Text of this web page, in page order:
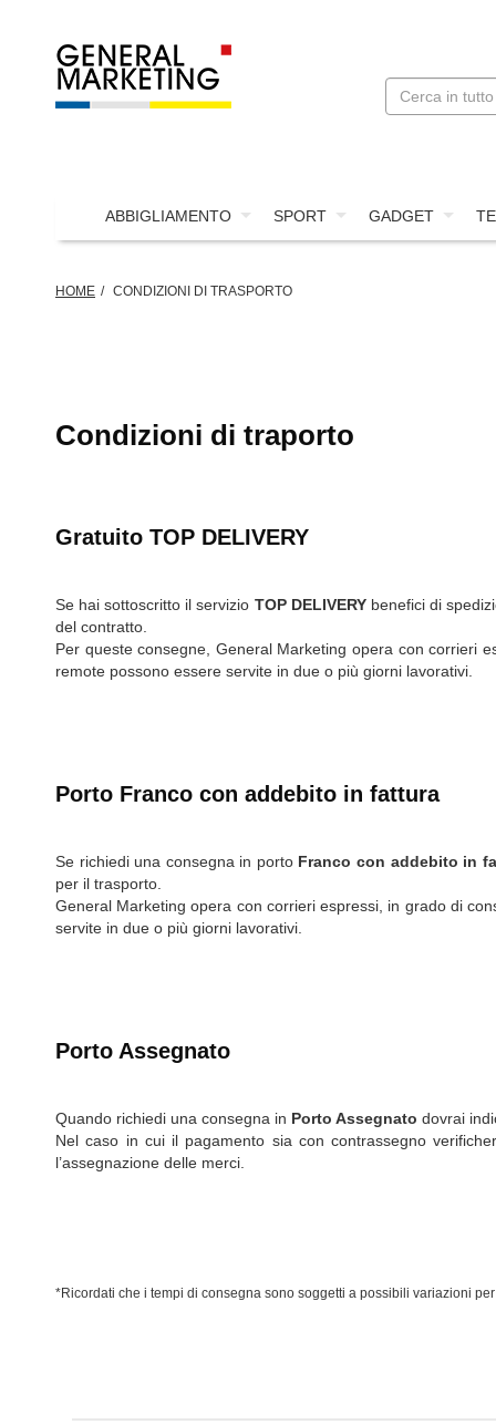
ABBIGLIAMENTO SPORT GADGET
HOME CONDIZIONI DI TRASPORTO
Condizioni di traporto
Gratuito TOP DELIVERY
Se hai sottoscritto il servizio TOP DELIVERYbenefici di
del contratto.
Per queste consegne, General Marketing opera con corrieri
remote possono essere servite in due o più giorni lavorativi.
Porto Franco con addebito in fattura
Se richiedi una consegna in porto Franco con addebito in
per il trasporto.
General Marketing opera con corrieri espressi, in grado di
servite in due o più giorni lavorativi.
Porto Assegnato
Quando richiedi una consegna in Porto Assegnato dovrai
Nel caso in cui il pagamento sia con contrassegno
l’assegnazione delle merci.
*Ricordati che i tempi di consegna sono soggetti a possibili variazioni